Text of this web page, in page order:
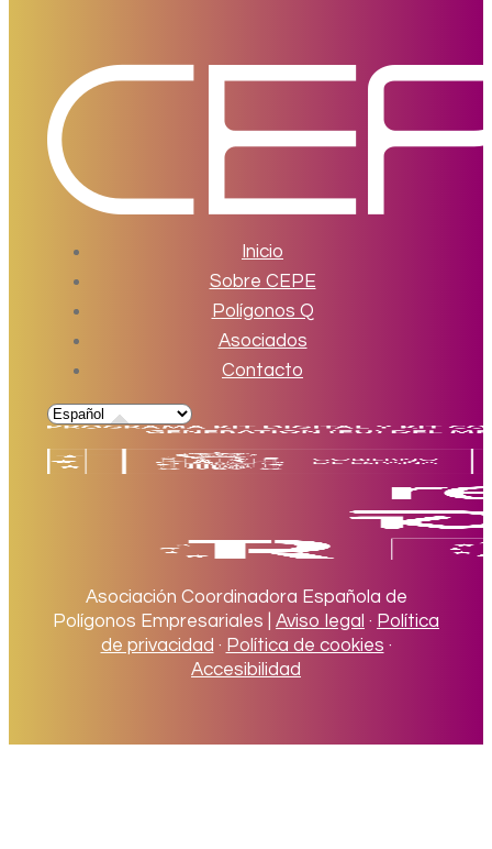
Inicio
Sobre CEPE
Polígonos Q
Asociados
Contacto
Asociación Coordinadora Española de
Polígonos Empresariales | Aviso legal · Política
de privacidad · Política de cookies ·
Accesibilidad